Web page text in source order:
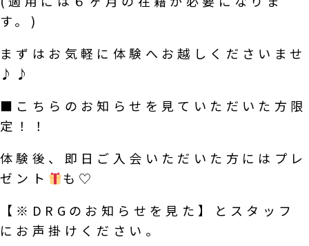
す。)
まずはお気軽に体験へお越しくださいませ
♪♪
■こちらのお知らせを見ていただいた方限
定！！
体験後、即日ご入会いただいた方にはプレ
ゼント
も♡
【※DRGのお知らせを見た】とスタッフ
にお声掛けください。